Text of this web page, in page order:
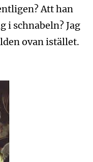
Att han
i schnabeln? Jag
ovan istället.